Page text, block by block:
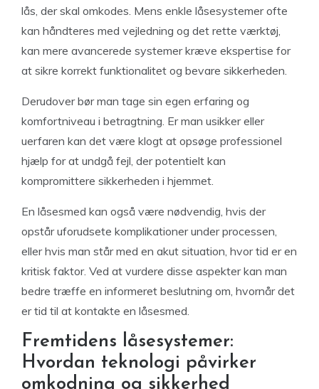
lås, der skal omkodes. Mens enkle låsesystemer ofte
kan håndteres med vejledning og det rette værktøj,
kan mere avancerede systemer kræve ekspertise for
at sikre korrekt funktionalitet og bevare sikkerheden.
Derudover bør man tage sin egen erfaring og
komfortniveau i betragtning. Er man usikker eller
uerfaren kan det være klogt at opsøge professionel
hjælp for at undgå fejl, der potentielt kan
kompromittere sikkerheden i hjemmet.
En låsesmed kan også være nødvendig, hvis der
opstår uforudsete komplikationer under processen,
eller hvis man står med en akut situation, hvor tid er en
kritisk faktor. Ved at vurdere disse aspekter kan man
bedre træffe en informeret beslutning om, hvornår det
er tid til at kontakte en låsesmed.
Fremtidens låsesystemer:
Hvordan teknologi påvirker
omkodning og sikkerhed